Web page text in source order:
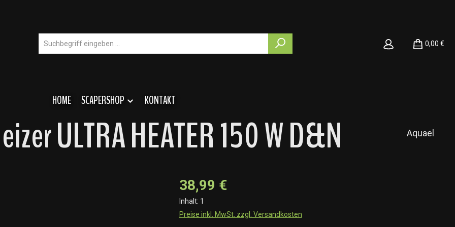
0,00 €
HOME SCAPERSHOP KONTAKT
ULTRA HEATER 150 W D&N Aquael
38,99 €
Inhalt: 1
Preise inkl. MwSt. zzgl. Versandkosten